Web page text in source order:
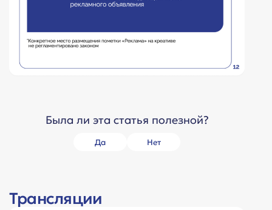
Была ли эта статья полезной?
Да Нет
Трансляции